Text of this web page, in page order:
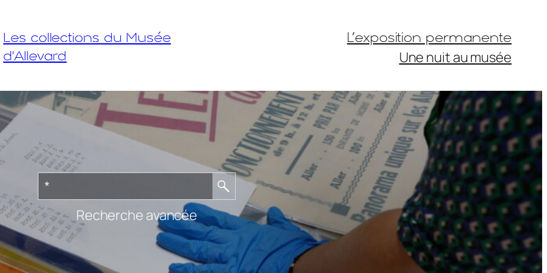
Les collections du Musée
d'Allevard
L’exposition permanente
Une nuit au musée
Recherche avancée